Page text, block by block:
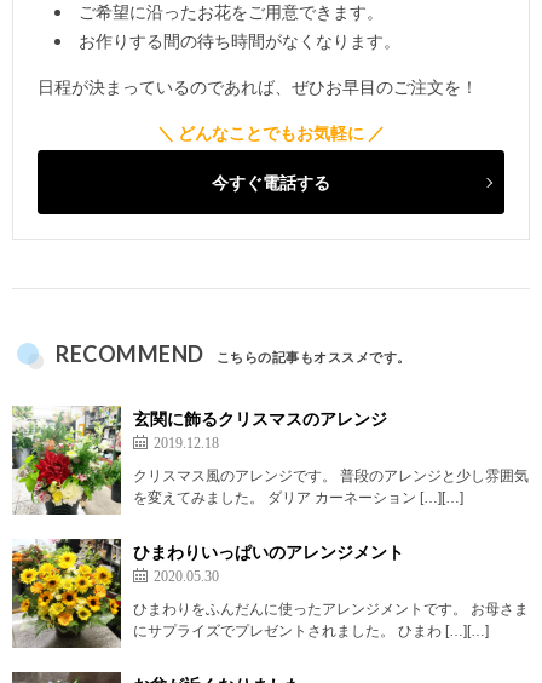
ご希望に沿ったお花をご用意できます。
お作りする間の待ち時間がなくなります。
日程が決まっているのであれば、ぜひお早目のご注文を！
今すぐ電話する
RECOMMEND こちらの記事もオススメです。
玄関に飾るクリスマスのアレンジ
2019.12.18
クリスマス風のアレンジです。 普段のアレンジと少し雰囲気
を変えてみました。 ダリア カーネーション […][…]
ひまわりいっぱいのアレンジメント
2020.05.30
ひまわりをふんだんに使ったアレンジメントです。 お母さま
にサプライズでプレゼントされました。 ひまわ […][…]